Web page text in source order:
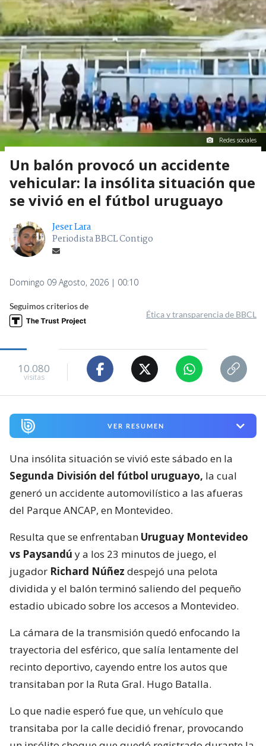
Redes sociales
Un balón provocó un accidente
vehicular: la insólita situación que
se vivió en el fútbol uruguayo
Jeser Lara
Periodista BBCL Contigo
Domingo 09 Agosto, 2026 | 00:10
Seguimos criterios de
Ética y transparencia de BBCL
10.080
visitas
VER RESUMEN
Una insólita situación se vivió este sábado en la
Segunda División del fútbol uruguayo, la cual
generó un accidente automovilístico a las afueras
del Parque ANCAP, en Montevideo.
Resulta que se enfrentaban Uruguay Montevideo
vs Paysandú y a los 23 minutos de juego, el
jugador Richard Núñez despejó una pelota
dividida y el balón terminó saliendo del pequeño
estadio ubicado sobre los accesos a Montevideo.
La cámara de la transmisión quedó enfocando la
trayectoria del esférico, que salía lentamente del
recinto deportivo, cayendo entre los autos que
transitaban por la Ruta Gral. Hugo Batalla.
Lo que nadie esperó fue que, un vehículo que
transitaba por la calle decidió frenar, provocando